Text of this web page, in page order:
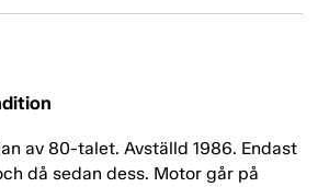
av 80-talet. Avställd 1986. Endast
då sedan dess. Motor går på